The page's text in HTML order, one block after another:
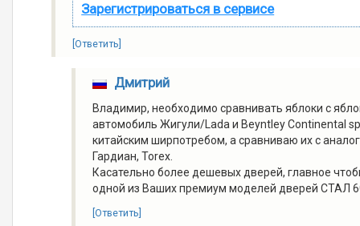
Зарегистрироваться в сервисе
[Ответить]
Дмитрий
Владимир, необходимо сравнивать яблоки с
автомобиль Жигули/Lada и Beyntley Continental
китайским ширпотребом, а сравниваю их с
Гардиан, Torex.
Касательно более дешевых дверей, главное
одной из Ваших премиум моделей дверей
[Ответить]